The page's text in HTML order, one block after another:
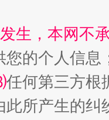
从幼
生，本网不
您的个人信息
任何第三方根
此所产生的纠